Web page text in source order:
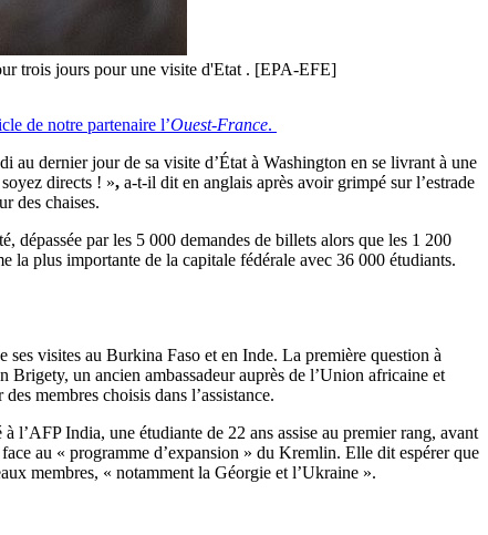
trois jours pour une visite d'Etat . [EPA-EFE]
de notre partenaire l’Ouest-France.
au dernier jour de sa visite d’État à Washington en se livrant à une
directs ! », a-t-il dit en anglais après avoir grimpé sur l’estrade
des chaises.
dépassée par les 5 000 demandes de billets alors que les 1 200
la plus importante de la capitale fédérale avec 36 000 étudiants.
visites au Burkina Faso et en Inde. La première question à
un ancien ambassadeur auprès de l’Union africaine et
membres choisis dans l’assistance.
l’AFP India, une étudiante de 22 ans assise au premier rang, avant
au « programme d’expansion » du Kremlin. Elle dit espérer que
membres, « notamment la Géorgie et l’Ukraine ».